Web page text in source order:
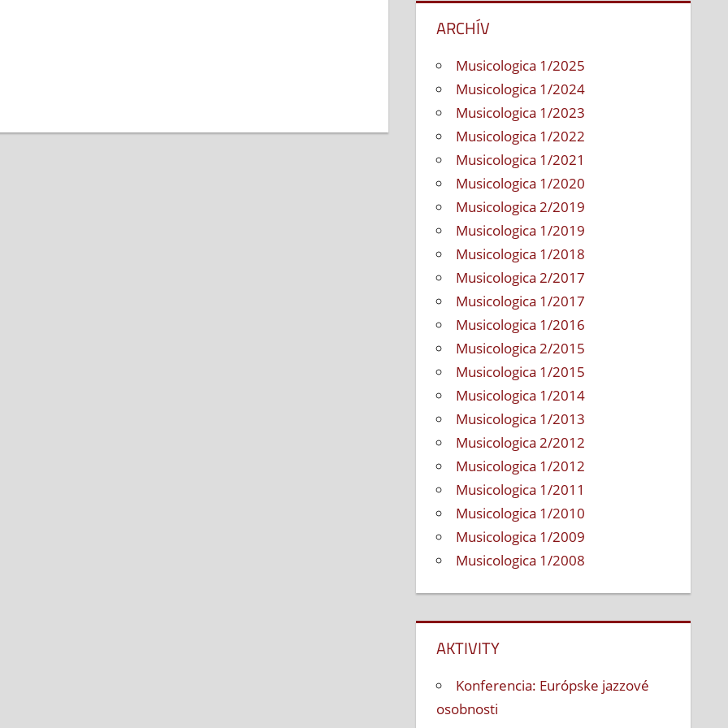
ARCHÍV
Musicologica 1/2025
Musicologica 1/2024
Musicologica 1/2023
Musicologica 1/2022
Musicologica 1/2021
Musicologica 1/2020
Musicologica 2/2019
Musicologica 1/2019
Musicologica 1/2018
Musicologica 2/2017
Musicologica 1/2017
Musicologica 1/2016
Musicologica 2/2015
Musicologica 1/2015
Musicologica 1/2014
Musicologica 1/2013
Musicologica 2/2012
Musicologica 1/2012
Musicologica 1/2011
Musicologica 1/2010
Musicologica 1/2009
Musicologica 1/2008
AKTIVITY
Konferencia: Európske jazzové
osobnosti